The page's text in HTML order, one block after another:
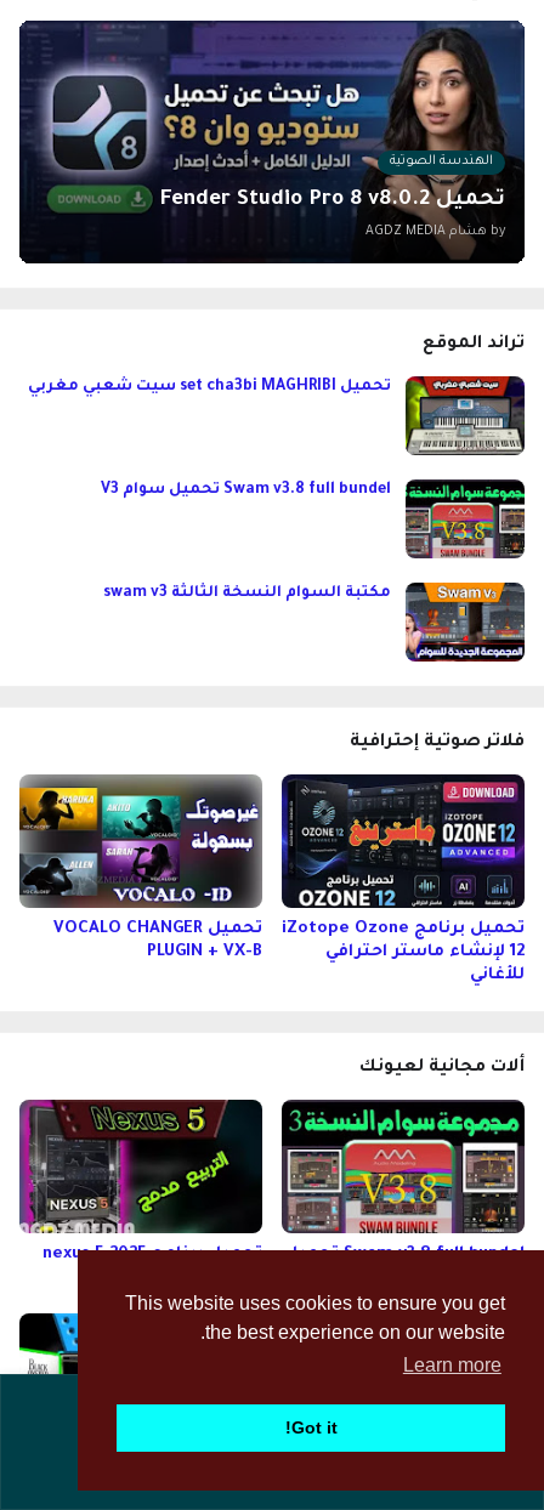
This website uses cookies to ensure you get
the best experience on our website.
Learn more
Got it!
الهندسة الصوتية
تحميل Fender Studio Pro 8 v8.0.2
by هشام AGDZ MEDIA
تراند الموقع
تحميل set cha3bi MAGHRIBI سيت شعبي مغربي
Swam v3.8 full bundel تحميل سوام V3
مكتبة السوام النسخة الثالثة swam v3
فلاتر صوتية إحترافية
تحميل برنامج iZotope Ozone
12 لإنشاء ماستر احترافي
للأغاني
تحميل VOCALO CHANGER
PLUGIN + VX-B
ألات مجانية لعيونك
Swam v3.8 full bundel تحميل
تحميل برنامج nexus 5 2025
رابط مباشر kontakt 8.0.1
Addictive Drums Expansion